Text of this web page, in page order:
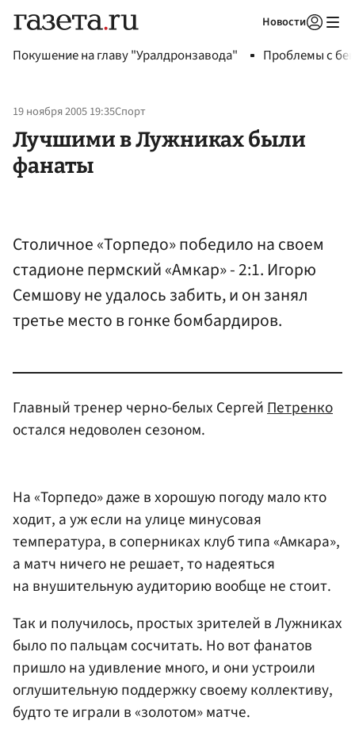
Новости
Покушение на главу "Уралдронзавода" Проблемы с
19 ноября 2005 19:35Спорт
Лучшими в Лужниках были
фанаты
Столичное «Торпедо» победило на своем
стадионе пермский «Амкар» - 2:1. Игорю
Семшову не удалось забить, и он занял
третье место в гонке бомбардиров.
Главный тренер черно-белых СергейПетренко
остался недоволен сезоном.
На «Торпедо» даже в хорошую погоду мало кто
ходит, а уж если на улице минусовая
температура, в соперниках клуб типа «Амкара»,
а матч ничего не решает, то надеяться
на внушительную аудиторию вообще не стоит.
Так и получилось, простых зрителей в Лужниках
было по пальцам сосчитать. Но вот фанатов
пришло на удивление много, и они устроили
оглушительную поддержку своему коллективу,
будто те играли в «золотом» матче.